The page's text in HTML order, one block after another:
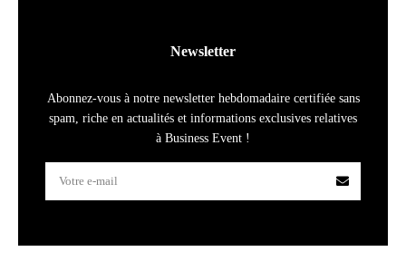
Newsletter
Abonnez-vous à notre newsletter hebdomadaire certifiée sans
spam, riche en actualités et informations exclusives relatives
à Business Event !